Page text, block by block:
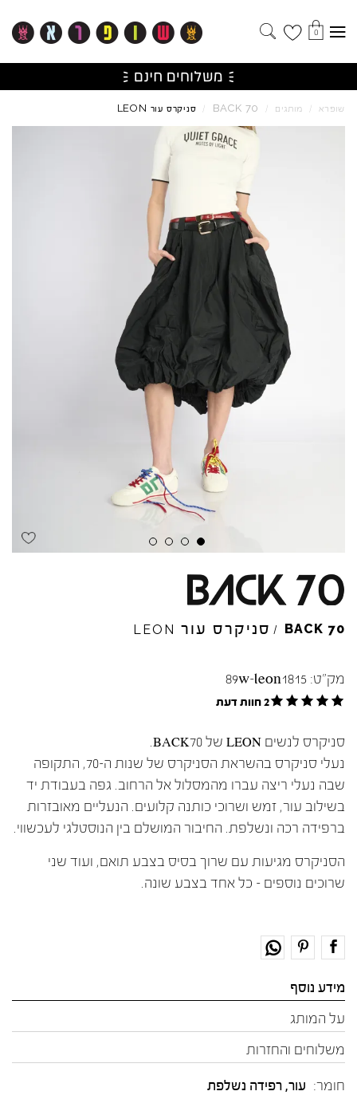
0
שופרא / מותגים /
BACK 70
/ סניקרס עור LEON
BACK 70
/ סניקרס עור LEON
מק"ט: 89w-leon1815
2 חוות דעת
סניקרס לנשים LEON של BACK70.
נעלי סניקרס בהשראת הסניקרס של שנות ה-70, התקופה
שבה נעלי ריצה עברו מהמסלול אל הרחוב. גפה בעבודת יד
בשילוב עור, זמש ושרוכי כותנה קלועים. הנעליים מאובזרות
ברפידה רכה ונשלפת. החיבור המושלם בין הנוסטלגי לעכשווי.
הסניקרס מגיעות עם שרוך בסיס בצבע תואם, ועוד שני
שרוכים נוספים – כל אחד בצבע שונה.
מידע נוסף
על המותג
משלוחים והחזרות
חומר: עור, רפידה נשלפת